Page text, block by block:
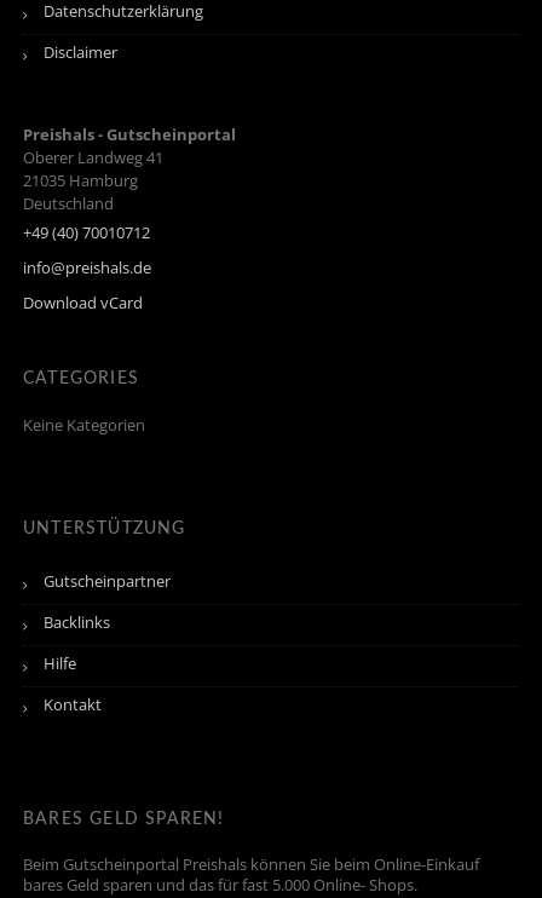
Datenschutzerklärung
Disclaimer
Preishals - Gutscheinportal
Oberer Landweg 41
21035 Hamburg
Deutschland
+49 (40) 70010712
info@preishals.de
Download vCard
CATEGORIES
Keine Kategorien
UNTERSTÜTZUNG
Gutscheinpartner
Backlinks
Hilfe
Kontakt
BARES GELD SPAREN!
Beim Gutscheinportal Preishals können Sie beim Online-Einkauf
bares Geld sparen und das für fast 5.000 Online- Shops.